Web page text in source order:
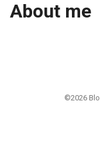
About me
©2026